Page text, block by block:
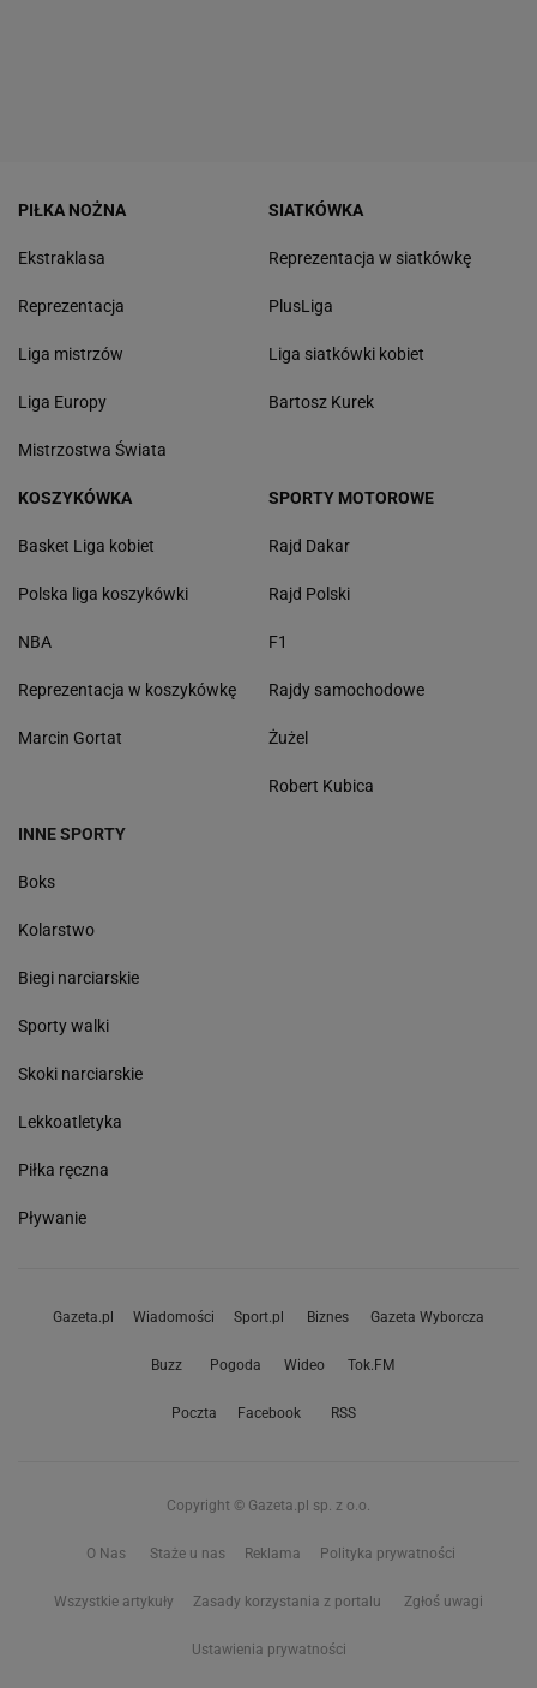
PIŁKA NOŻNA
Ekstraklasa
Reprezentacja
Liga mistrzów
Liga Europy
Mistrzostwa Świata
SIATKÓWKA
Reprezentacja w siatkówkę
PlusLiga
Liga siatkówki kobiet
Bartosz Kurek
KOSZYKÓWKA
Basket Liga kobiet
Polska liga koszykówki
NBA
Reprezentacja w koszykówkę
Marcin Gortat
SPORTY MOTOROWE
Rajd Dakar
Rajd Polski
F1
Rajdy samochodowe
Żużel
Robert Kubica
INNE SPORTY
Boks
Kolarstwo
Biegi narciarskie
Sporty walki
Skoki narciarskie
Lekkoatletyka
Piłka ręczna
Pływanie
Gazeta.pl Wiadomości Sport.pl Biznes Gazeta Wyborcza
Buzz Pogoda Wideo Tok.FM
Poczta Facebook RSS
Copyright © Gazeta.pl sp. z o.o.
O Nas Staże u nas Reklama Polityka prywatności
Wszystkie artykuły Zasady korzystania z portalu Zgłoś uwagi
Ustawienia prywatności